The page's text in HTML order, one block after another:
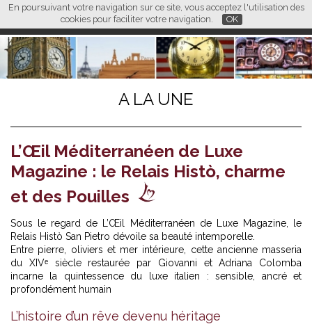
En poursuivant votre navigation sur ce site, vous acceptez l'utilisation des
cookies pour faciliter votre navigation.
OK
FR EN CN
L M
A LA UNE
L’Œil Méditerranéen de Luxe
Magazine : le Relais Histò, charme
et des Pouilles
Sous le regard de L’Œil Méditerranéen de Luxe Magazine, l e
Relais Histò San Pietro dévoile sa beauté intemporelle.
Entre pierre, oliviers et mer intérieure, cette ancienne masseria
du XIVᵉ siècle restaurée par Giovanni et Adriana Colomba
incarne la quintessence du luxe italien : sensible, ancré et
profondément humain
L’histoire d’un rêve devenu héritage